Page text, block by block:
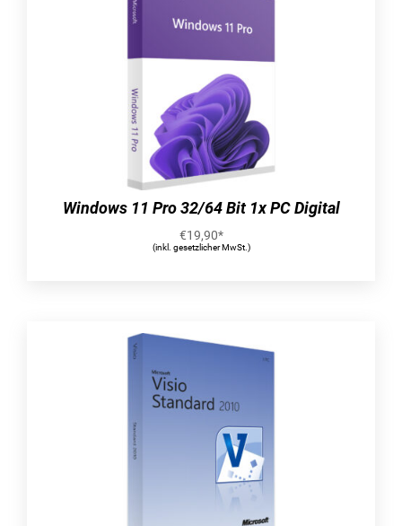
das programm implementiert gängige
branchenstandards, wie beispielsweise ieee
es gibt 2 gb speicherplatz in der microsoft-
cloud onedrive
mit microsoft visio 2019 professional kann
nahtlos mit anderen office-apps
zusammengearbeitet werden
es besteht die möglichkeit, das programm
die oberfläche von microsoft visio 2019
umfassende beschreibung der
relevanten bestandteile von
visio 2019 professional für
einsteiger
welche unterschiede bestehen zwischen der
standard- und der professional-version von visio
Windows 11 Pro 32/64 Bit 1x PC Digital
€19,90*
(inkl. gesetzlicher MwSt.)